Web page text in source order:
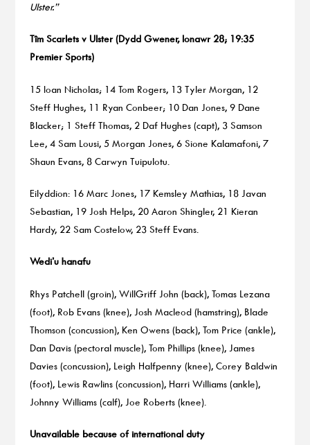
Ulster.”
Tîm Scarlets v Ulster (Dydd Gwener, Ionawr 28; 19:35
Premier Sports)
15 Ioan Nicholas; 14 Tom Rogers, 13 Tyler Morgan, 12
Steff Hughes, 11 Ryan Conbeer; 10 Dan Jones, 9 Dane
Blacker; 1 Steff Thomas, 2 Daf Hughes (capt), 3 Samson
Lee, 4 Sam Lousi, 5 Morgan Jones, 6 Sione Kalamafoni, 7
Shaun Evans, 8 Carwyn Tuipulotu.
Eilyddion: 16 Marc Jones, 17 Kemsley Mathias, 18 Javan
Sebastian, 19 Josh Helps, 20 Aaron Shingler, 21 Kieran
Hardy, 22 Sam Costelow, 23 Steff Evans.
Wedi’u hanafu
Rhys Patchell (groin), WillGriff John (back), Tomas Lezana
(foot), Rob Evans (knee), Josh Macleod (hamstring), Blade
Thomson (concussion), Ken Owens (back), Tom Price (ankle),
Dan Davis (pectoral muscle), Tom Phillips (knee), James
Davies (concussion), Leigh Halfpenny (knee), Corey Baldwin
(foot), Lewis Rawlins (concussion), Harri Williams (ankle),
Johnny Williams (calf), Joe Roberts (knee).
Unavailable because of international duty